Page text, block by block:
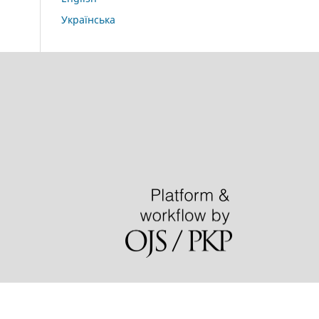
Українська